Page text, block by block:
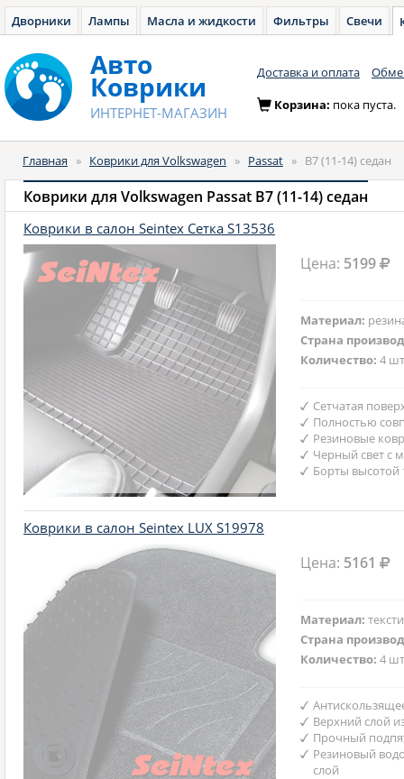
Дворники Лампы Масла и жидкости Фильтры Свечи
Авто
Коврики
ИНТЕРНЕТ-МАГАЗИН
Доставка и оплата
Корзина: пока пуста.
Главная » Коврики для Volkswagen » Passat » B7 (11-14) седан
Коврики для Volkswagen Passat B7 (11-14) седан
Коврики в салон Seintex Сетка S13536
Цена: 5199
Материал:
Страна
Количество:4
Сетчатая
Полностью
Резиновые
Черный свет с
Борты
Коврики в салон Seintex LUX S19978
Цена: 5161
Материал:
Страна
Количество:4
Верхний слой
Прочный
Резиновый
слой